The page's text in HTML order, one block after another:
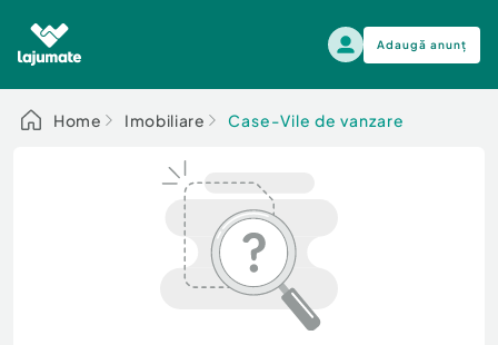
Adaugă anunț
Alege categoria
Auto, moto si ambarcatiuni
Electronice si electrocasnice
Auto, moto si ambarcatiuni
Home Imobiliare Case-Vile de vanzare